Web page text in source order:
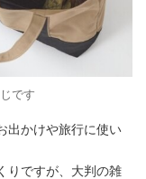
です
出かけや旅行に使い
りですが、大判の雑